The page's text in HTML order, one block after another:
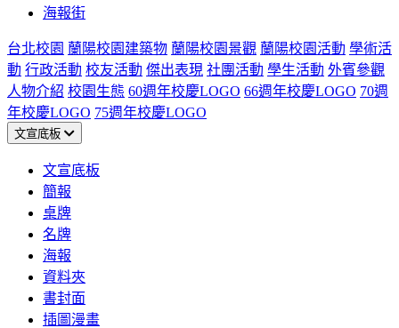
海報街
台北校園 蘭陽校園建築物 蘭陽校園景觀 蘭陽校園活動 學術活
動 行政活動 校友活動 傑出表現 社團活動 學生活動 外賓參觀
人物介紹 校園生態 60週年校慶LOGO 66週年校慶LOGO 70週
年校慶LOGO 75週年校慶LOGO
文宣底板
文宣底板
簡報
桌牌
名牌
海報
資料夾
書封面
插圖漫畫